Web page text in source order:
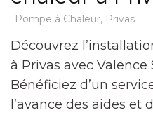
Pompe à Chaleur, Privas
Découvrez
à Privas avec
Bénéficiez d’un
l’avance des aides et